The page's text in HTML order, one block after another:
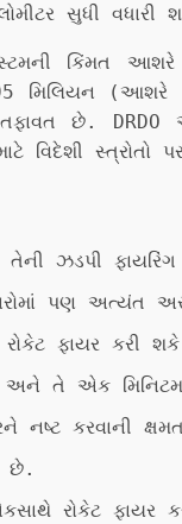
સુધી વધારી
કિંમત
મિલિયન
છે. DRDO
વિદેશી સ્ત્રોતો
તેની ઝડપી
પણ અત્યંત
ફાયર કરી
અને તે એક
નષ્ટ કરવાની
છે.
રોકેટ ફાયર